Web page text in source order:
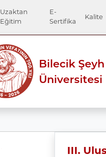
Uzaktan
Eğitim
E-
Sertifika
Kalite
Bilecik
Üniversitesi
III.